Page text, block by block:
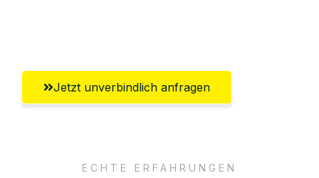
Jetzt unverbindlich anfragen
ECHTE ERFAHRUNGEN